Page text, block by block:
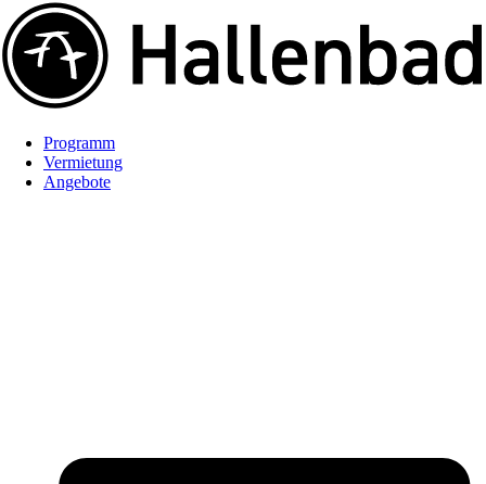
Programm
Vermietung
Angebote